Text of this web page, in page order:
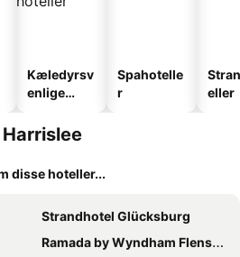
Kæledyrsv
enlige
Spahotelle
r
eller
disse hoteller...
Strandhotel Glücksburg
Ramada by Wyndham Flensburg